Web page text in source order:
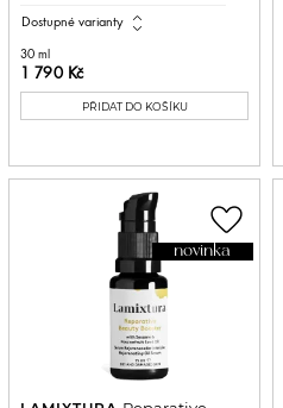
Dostupné varianty expand_all
30 ml
1 790 Kč
PŘIDAT DO KOŠÍKU
novinka
favorite_border